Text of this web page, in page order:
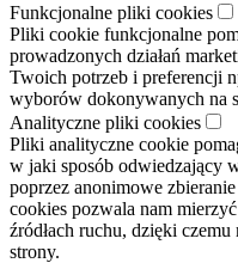
Funkcjonalne pliki cookies
Pliki cookie funkcjonalne
prowadzonych działań
Twoich potrzeb i preferencji
wyborów dokonywanych na
Analityczne pliki cookies
Pliki analityczne cookie
w jaki sposób odwiedzający
poprzez anonimowe
cookies pozwala nam
źródłach ruchu, dzięki
strony.